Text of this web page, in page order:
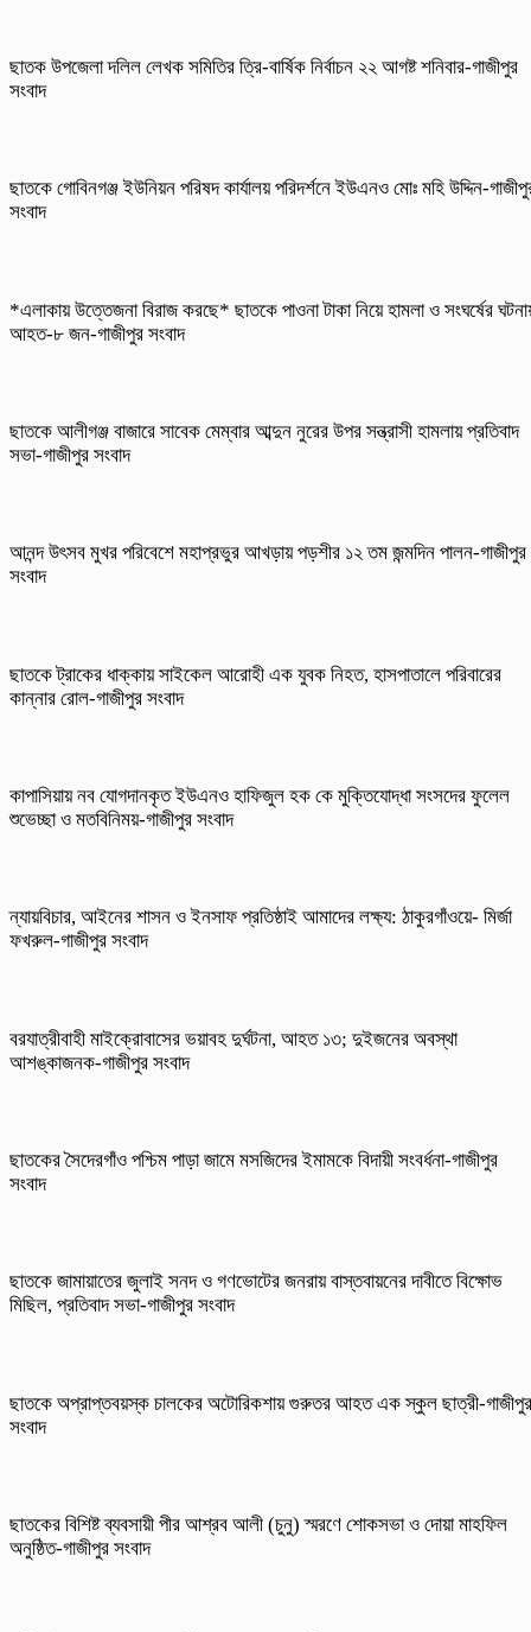
ছাতক উপজেলা দলিল লেখক সমিতির ত্রি-বার্ষিক নির্বাচন ২২ আগষ্ট শনিবার-গাজীপুর
সংবাদ
ছাতকে গোবিনগঞ্জ ইউনিয়ন পরিষদ কার্যালয় পরিদর্শনে ইউএনও মোঃ মহি উদ্দিন-
সংবাদ
*এলাকায় উত্তেজনা বিরাজ করছে* ছাতকে পাওনা টাকা নিয়ে হামলা ও সংঘর্ষের
আহত-৮ জন-গাজীপুর সংবাদ
ছাতকে আলীগঞ্জ বাজারে সাবেক মেম্বার আব্দুন নুরের উপর সন্ত্রাসী হামলায় প্রতিবাদ
সভা-গাজীপুর সংবাদ
আনন্দ উৎসব মুখর পরিবেশে মহাপ্রভুর আখড়ায় পড়শীর ১২ তম জন্মদিন পালন-গাজীপুর
সংবাদ
ছাতকে ট্রাকের ধাক্কায় সাইকেল আরোহী এক যুবক নিহত, হাসপাতালে পরিবারের
কান্নার রোল-গাজীপুর সংবাদ
কাপাসিয়ায় নব যোগদানকৃত ইউএনও হাফিজুল হক কে মুক্তিযোদ্ধা সংসদের ফুলেল
শুভেচ্ছা ও মতবিনিময়-গাজীপুর সংবাদ
ন্যায়বিচার, আইনের শাসন ও ইনসাফ প্রতিষ্ঠাই আমাদের লক্ষ্য: ঠাকুরগাঁওয়ে- মির্জা
ফখরুল-গাজীপুর সংবাদ
বরযাত্রীবাহী মাইক্রোবাসের ভয়াবহ দুর্ঘটনা, আহত ১৩; দুইজনের অবস্থা
আশঙ্কাজনক-গাজীপুর সংবাদ
ছাতকের সৈদেরগাঁও পশ্চিম পাড়া জামে মসজিদের ইমামকে বিদায়ী সংবর্ধনা-গাজীপুর
সংবাদ
ছাতকে জামায়াতের জুলাই সনদ ও গণভোটের জনরায় বাস্তবায়নের দাবীতে বিক্ষোভ
মিছিল, প্রতিবাদ সভা-গাজীপুর সংবাদ
ছাতকে অপ্রাপ্তবয়স্ক চালকের অটোরিকশায় গুরুতর আহত এক স্কুল ছাত্রী-গাজীপুর
সংবাদ
ছাতকের বিশিষ্ট ব্যবসায়ী পীর আশ্রব আলী (চুনু) স্মরণে শোকসভা ও দোয়া মাহফিল
অনুষ্ঠিত-গাজীপুর সংবাদ